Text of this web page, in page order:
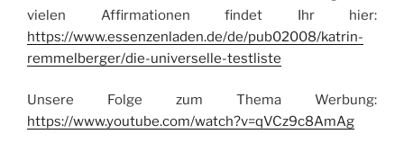
vielen Affirmationen findet Ihr hier:
https://www.essenzenladen.de/de/pub02008/katrin-
remmelberger/die-universelle-testliste
Unsere Folge zum Thema Werbung:
https://www.youtube.com/watch?v=qVCz9c8AmAg